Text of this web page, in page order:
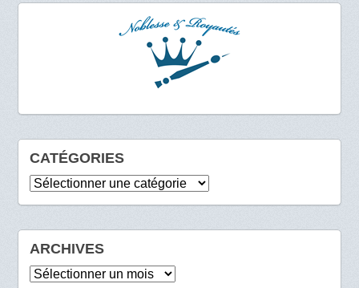
CATÉGORIES
Catégories
ARCHIVES
Archives